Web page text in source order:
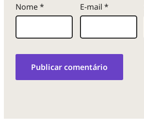
Nome* E-mail *